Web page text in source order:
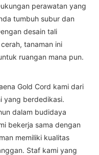
perawatan yang
tumbuh subur dan
desain tali
tanaman ini
ruangan mana pun.
Gold Cord kami dari
yang berdedikasi.
dalam budidaya
bekerja sama dengan
memiliki kualitas
Staf kami yang